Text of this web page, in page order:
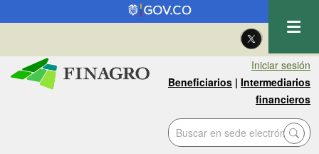
Pasar al contenido principal
| Eng
Iniciar sesión
Beneficiarios | Intermediarios
financieros